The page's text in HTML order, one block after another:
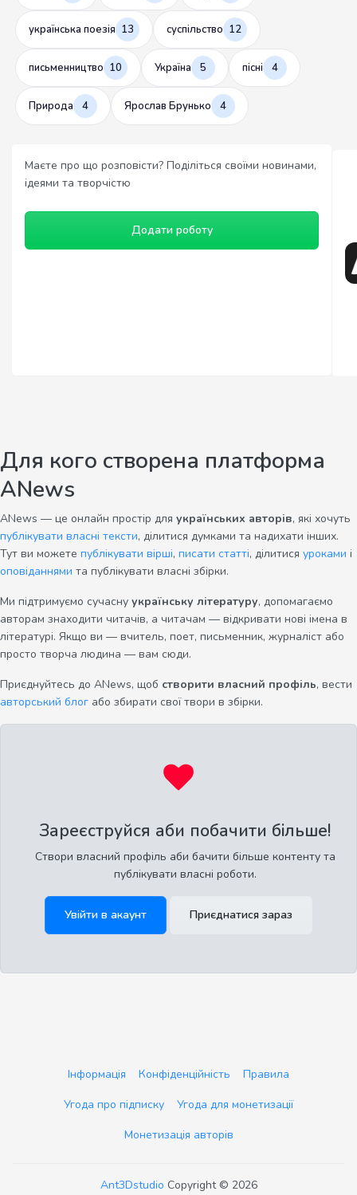
українська поезія 13 суспільство 12
письменництво 10 Україна 5 пісні 4
Природа 4 Ярослав Брунько 4
Маєте про що розповісти? Поділіться своїми новинами,
ідеями та творчістю
Додати роботу
Для кого створена платформа
ANews
ANews — це онлайн простір для українських авторів, які хочуть
публікувати власні тексти, ділитися думками та надихати інших.
Тут ви можете публікувати вірші, писати статті, ділитися уроками і
оповіданнями та публікувати власні збірки.
Ми підтримуємо сучасну українську літературу, допомагаємо
авторам знаходити читачів, а читачам — відкривати нові імена в
літературі. Якщо ви — вчитель, поет, письменник, журналіст або
просто творча людина — вам сюди.
Приєднуйтесь до ANews, щоб створити власний профіль, вести
авторський блог або збирати свої твори в збірки.
Зареєструйся аби побачити більше!
Створи власний профіль аби бачити більше контенту та
публікувати власні роботи.
Увійти в акаунт Приєднатися зараз
Інформація Конфіденційність
Правила
Угода про підписку
Угода для монетизації
Монетизація авторів
Ant3Dstudio Copyright © 2026